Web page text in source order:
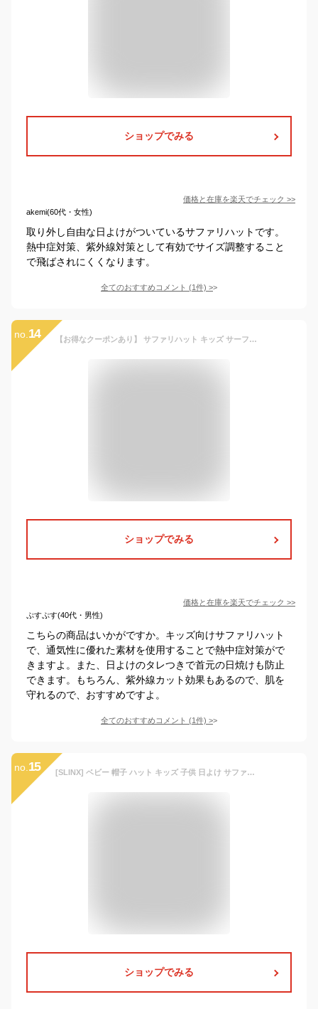
ショップでみる
価格と在庫を楽天でチェック >>
akemi(60代・女性)
取り外し自由な日よけがついているサファリハットです。
熱中症対策、紫外線対策として有効でサイズ調整すること
で飛ばされにくくなります。
全てのおすすめコメント (1件) >
no. 14 【お得なクーポンあり】 サファリハット キッズ サーフハット ビーチハット マリンハット UVカット UPF50+ 子供 帽子 子供 紐付き 顎紐 日よけ 日除け 紫外線対策 熱中症対策 アウトドア 男の子 女の子 かわいい おしゃれ プール
ショップでみる
価格と在庫を楽天でチェック >>
ぷすぷす(40代・男性)
こちらの商品はいかがですか。キッズ向けサファリハット
で、通気性に優れた素材を使用することで熱中症対策がで
きますよ。また、日よけのタレつきで首元の日焼けも防止
できます。もちろん、紫外線カット効果もあるので、肌を
守れるので、おすすめですよ。
全てのおすすめコメント (1件) >
no. 15 [SLINX] ベビー 帽子 ハット キッズ 子供 日よけ サファリハット つば広 日除け帽子 男の子 赤ちゃん UVカット おしゃれ コンビカラー あごひも 紫外線対策 フラップキャップ帽子 かわいい 春夏 通園/通学/海遊び/旅行 XM20 (JP, 数字サイズ, 54.0 cm, ブルー)
ショップでみる